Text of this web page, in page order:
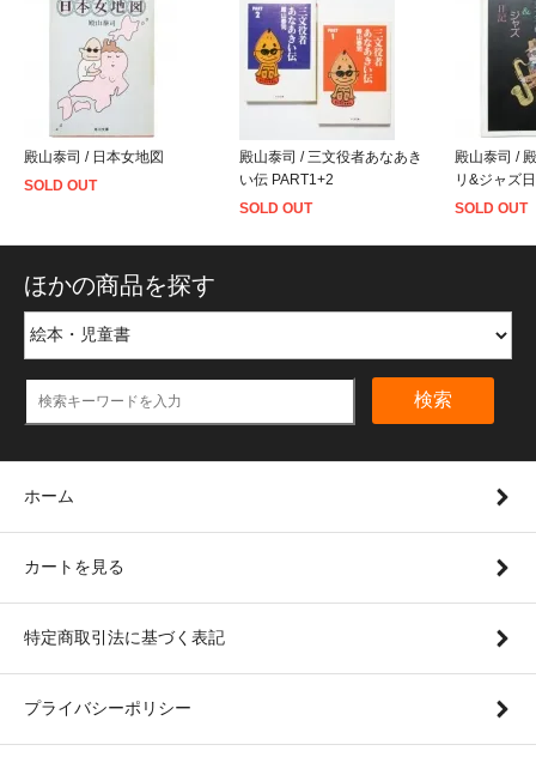
殿山泰司 / 日本女地図
SOLD OUT
殿山泰司 / 三文役者あなあき
い伝 PART1+2
SOLD OUT
殿山泰司 /
リ&ジャズ
SOLD OUT
ほかの商品を探す
検索
ホーム
カートを見る
特定商取引法に基づく表記
プライバシーポリシー